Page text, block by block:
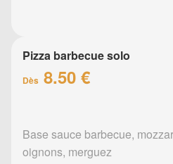
Pizza barbecue solo
Dès 8.50 €
Base sauce barbecue,
oignons, merguez